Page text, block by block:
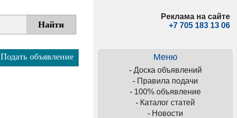
Реклама на сайте
+7 705 183 13 06
Меню
- Доска объявлений
- Правила подачи
- 100% объявление
- Каталог статей
- Новости
Подать объявление